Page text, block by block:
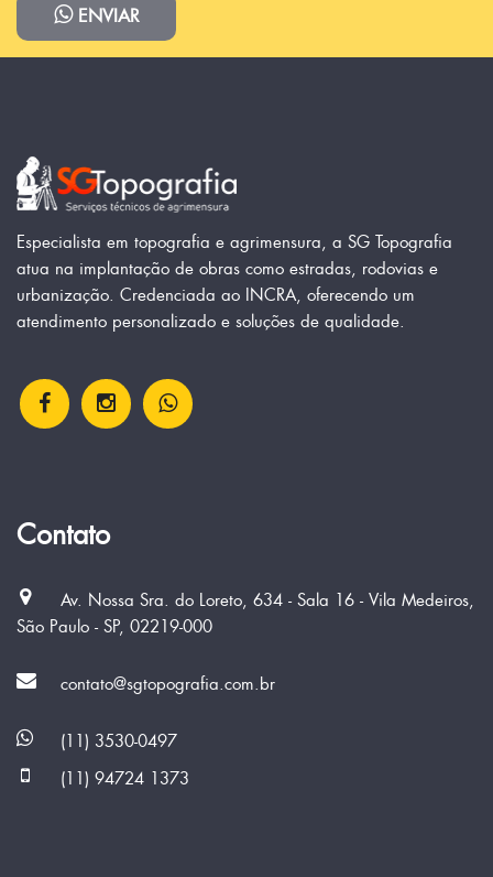
ENVIAR
Especialista em topografia e agrimensura, a SG Topografia
atua na implantação de obras como estradas, rodovias e
urbanização. Credenciada ao INCRA, oferecendo um
atendimento personalizado e soluções de qualidade.
Contato
Av. Nossa Sra. do Loreto, 634 - Sala 16 - Vila Medeiros,
São Paulo - SP, 02219-000
contato@sgtopografia.com.br
(11) 3530-0497
(11) 94724 1373